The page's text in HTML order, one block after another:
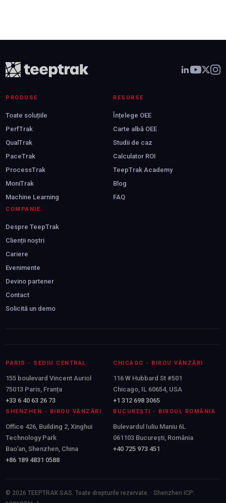
PRODUSE
Toate soluțiile
PerfTrak
QualTrak
PaceTrak
ProcessTrak
MoniTrak
Machine Learning
RESURSE
Înțelege OEE
Carte albă OEE
Studii de caz
Calculator ROI
TeepTrak Academy
Blog
FAQ
COMPANIE
Despre TeepTrak
Clienții noștri
Cariere
Evenimente
Devino partener
Contact
Solicită un demo
PARIS - SEDIU CENTRAL
155 boulevard Vincent Auriol
75013 Paris, Franța
+33 6 40 63 26 73
CHICAGO - BIROU VÂNZĂRI
116 W Hubbard St #501
Chicago, IL 60654, USA
+1 312 698 3065
SHENZHEN - BIROU VÂNZĂRI
Office 426, Building 2, Xinghui
Technology Park
Bao'an, Shenzhen, China
+86 189 4831 0588
BUCUREȘTI - BIROUL ROMÂNIA
Bulevardul Iuliu Maniu 6L
061103 București, România
+40 725 973 451
© 2026 TEEPTRAK SAS. Toate drepturile rezervate. · Shenzhen ICP: